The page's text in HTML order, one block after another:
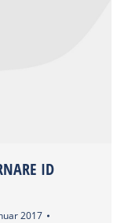
ID
2017